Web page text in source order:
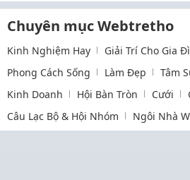
Chuyên mục Webtretho
Kinh Nghiệm Hay Giải Trí Cho Gia
Phong Cách Sống
Làm Đẹp Tâm
Kinh Doanh
Hội Bàn Tròn Cưới
Câu Lạc Bộ & Hội Nhóm
Ngôi Nhà